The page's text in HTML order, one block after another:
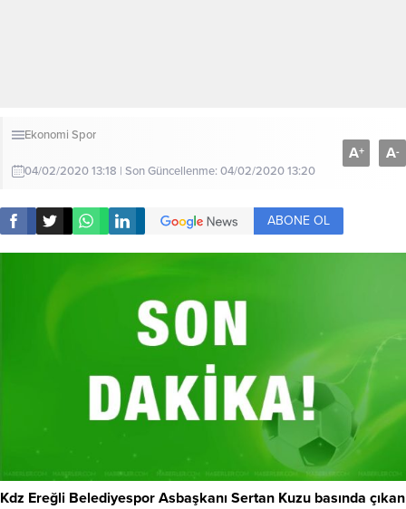
Ekonomi Spor
04/02/2020 13:18 | Son Güncellenme: 04/02/2020 13:20
A+ A-
ABONE OL
Kdz Ereğli Belediyespor Asbaşkanı Sertan Kuzu basında çıkan